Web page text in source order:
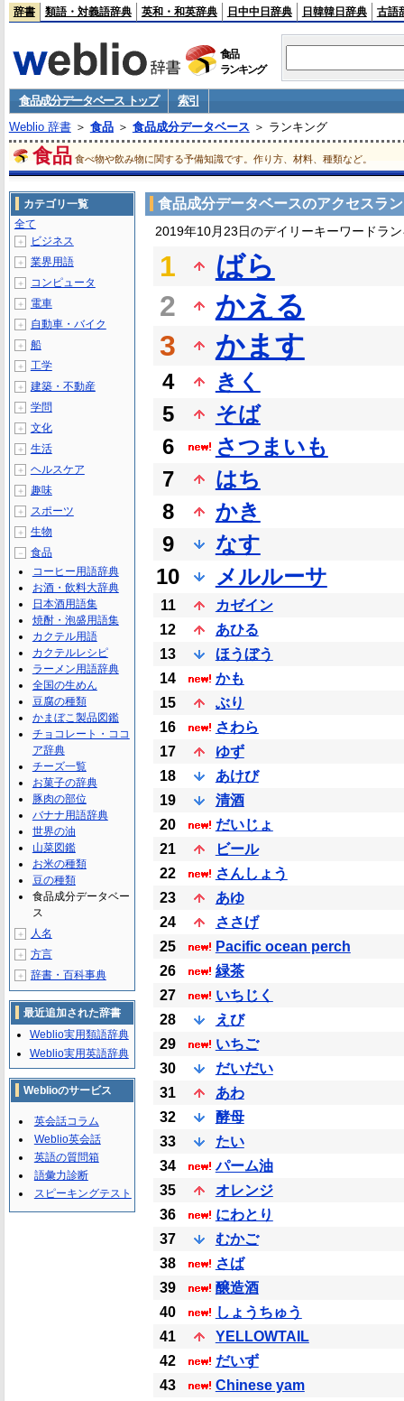
辞書 類語・対義語辞典 英和・和英辞典 日中中日辞典 日韓韓日辞典 古語
食品
ランキング
食品成分データベース トップ
索引
Weblio 辞書＞ 食品＞ 食品成分データベース ＞ ランキング
食品 食べ物や飲み物に関する予備知識です。作り方、材料、種類など。
食品成分データベースのアクセスラ
2019年10月23日のデイリーキーワードラ
1
ばら
2
かえる
3
かます
4
きく
5
そば
6
さつまいも
7
はち
8
かき
9
なす
10
メルルーサ
11
カゼイン
12
あひる
13
ほうぼう
14
かも
15
ぶり
16
さわら
17
ゆず
18
あけび
19
清酒
20
だいじょ
21
ビール
22
さんしょう
23
あゆ
24
ささげ
25
Pacific ocean perch
26
緑茶
27
いちじく
28
えび
29
いちご
30
だいだい
31
あわ
32
酵母
33
たい
34
パーム油
35
オレンジ
36
にわとり
37
むかご
38
さば
39
醸造酒
40
しょうちゅう
41
YELLOWTAIL
42
だいず
43
Chinese yam
カテゴリ一覧
全て
＋ ビジネス
＋ 業界用語
＋ コンピュータ
＋ 電車
＋ 自動車・バイク
＋ 船
＋ 工学
＋ 建築・不動産
＋ 学問
＋ 文化
＋ 生活
＋ ヘルスケア
＋ 趣味
＋ スポーツ
＋ 生物
－
食品
コーヒー用語辞典
お酒・飲料大辞典
日本酒用語集
焼酎・泡盛用語集
カクテル用語
カクテルレシピ
ラーメン用語辞典
全国の生めん
豆腐の種類
かまぼこ製品図鑑
チョコレート・ココ
ア辞典
チーズ一覧
お菓子の辞典
豚肉の部位
バナナ用語辞典
世界の油
山菜図鑑
お米の種類
豆の種類
食品成分データベー
ス
＋ 人名
＋ 方言
＋ 辞書・百科事典
最近追加された辞書
Weblio実用類語辞典
Weblio実用英語辞典
Weblioのサービス
英会話コラム
Weblio英会話
英語の質問箱
語彙力診断
スピーキングテスト